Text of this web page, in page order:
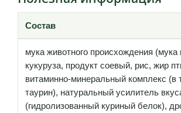
Состав
мука животного происхождения (мука
кукуруза, продукт соевый, рис, жир
витаминно-минеральный комплекс (в
таурин), натуральный усилитель
(гидролизованный куриный белок),